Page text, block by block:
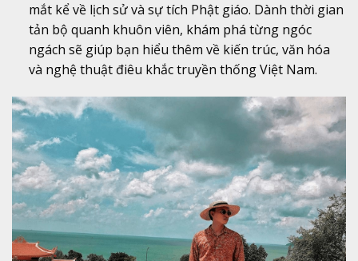
mắt kể về lịch sử và sự tích Phật giáo. Dành thời gian
tản bộ quanh khuôn viên, khám phá từng ngóc
ngách sẽ giúp bạn hiểu thêm về kiến trúc, văn hóa
và nghệ thuật điêu khắc truyền thống Việt Nam.